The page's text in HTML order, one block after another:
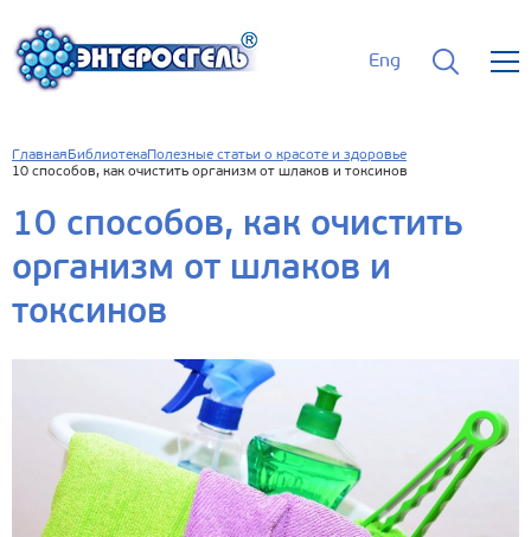
Eng
Главная БиблиотекаПолезные статьи о красоте и здоровье
10 способов, как очистить организм от шлаков и токсинов
10 способов, как очистить
организм от шлаков и
токсинов